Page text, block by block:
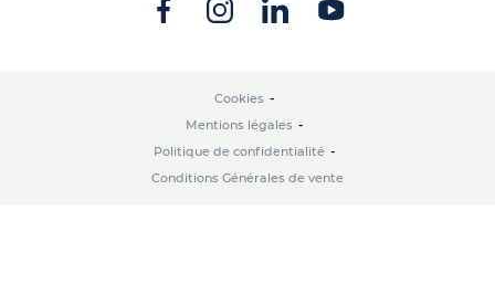
Cookies
Mentions légales
Politique de confidentialité
Conditions Générales de vente